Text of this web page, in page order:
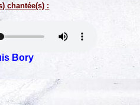
chantée(s) :
Bory